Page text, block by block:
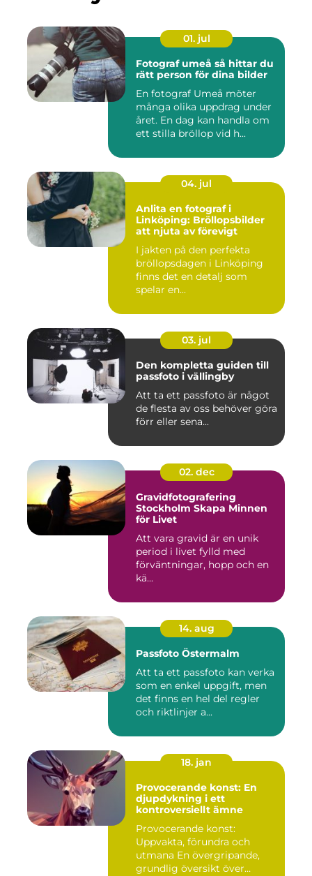
01. jul
Fotograf umeå så hittar du
rätt person för dina bilder
En fotograf Umeå möter
många olika uppdrag under
året. En dag kan handla om
ett stilla bröllop vid h...
04. jul
Anlita en fotograf i
Linköping: Bröllopsbilder
att njuta av förevigt
I jakten på den perfekta
bröllopsdagen i Linköping
finns det en detalj som
spelar en...
03. jul
Den kompletta guiden till
passfoto i vällingby
Att ta ett passfoto är något
de flesta av oss behöver göra
förr eller sena...
02. dec
Gravidfotografering
Stockholm Skapa Minnen
för Livet
Att vara gravid är en unik
period i livet fylld med
förväntningar, hopp och en
kä...
14. aug
Passfoto Östermalm
Att ta ett passfoto kan verka
som en enkel uppgift, men
det finns en hel del regler
och riktlinjer a...
18. jan
Provocerande konst: En
djupdykning i ett
kontroversiellt ämne
Provocerande konst:
Uppvakta, förundra och
utmana En övergripande,
grundlig översikt över